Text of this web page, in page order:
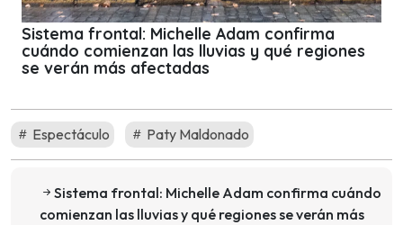
Sistema frontal: Michelle Adam confirma
cuándo comienzan las lluvias y qué regiones
se verán más afectadas
Espectáculo Paty Maldonado
Sistema frontal: Michelle Adam confirma cuándo
comienzan las lluvias y qué regiones se verán más